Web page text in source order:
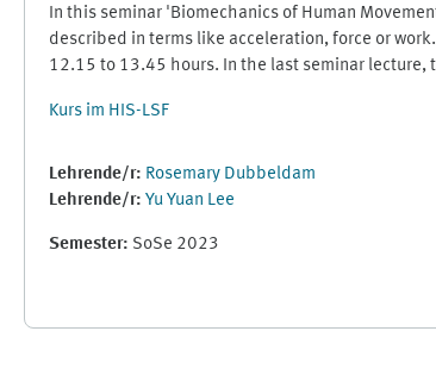
In this seminar 'Biomechanics of Human
described in terms like acceleration, force or
12.15 to 13.45 hours. In the last seminar lecture,
Kurs im HIS-LSF
Lehrende/r: Rosemary Dubbeldam
Lehrende/r: Yu Yuan Lee
Semester: SoSe 2023